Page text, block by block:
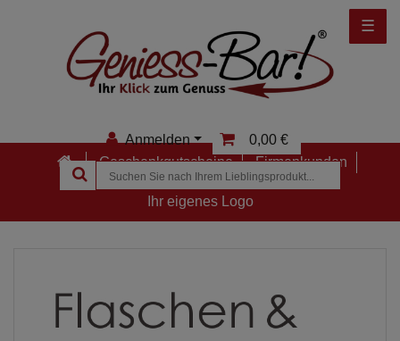
Anmelden
Anmelden
0,00 €
Geschenkgutscheine
Firmenkunden
Ihr eigenes Logo
☰